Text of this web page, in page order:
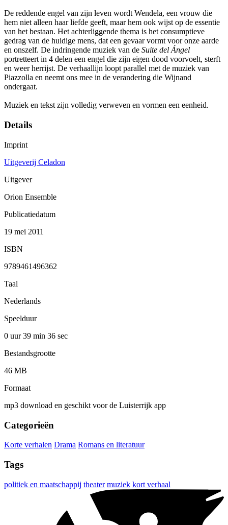
De reddende engel van zijn leven wordt Wendela, een vrouw die
hem niet alleen haar liefde geeft, maar hem ook wijst op de essentie
van het bestaan. Het achterliggende thema is het consumptieve
gedrag van de huidige mens, dat een gevaar vormt voor onze aarde
en onszelf. De indringende muziek van de Suite del Ángel
portretteert in 4 delen een engel die zijn eigen dood voorvoelt, sterft
en weer herrijst. De verhaallijn loopt parallel met de muziek van
Piazzolla en neemt ons mee in de verandering die Wijnand
ondergaat.
Muziek en tekst zijn volledig verweven en vormen een eenheid.
Details
Imprint
Uitgeverij Celadon
Uitgever
Orion Ensemble
Publicatiedatum
19 mei 2011
ISBN
9789461496362
Taal
Nederlands
Speelduur
0 uur 39 min 36 sec
Bestandsgrootte
46 MB
Formaat
mp3 download en geschikt voor de Luisterrijk app
Categorieën
Korte verhalen Drama Romans en literatuur
Tags
politiek en maatschappij theater muziek kort verhaal